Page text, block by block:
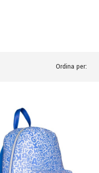
Ordina per: